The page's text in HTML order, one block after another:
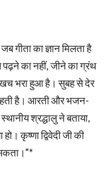
गीता का ज्ञान मिलता है
का नहीं, जीने का ग्रंथ
भरा हुआ है। सुबह से देर
है। आरती और भजन-
श्रद्धालु ने बताया,
कृष्णा द्विवेदी जी की